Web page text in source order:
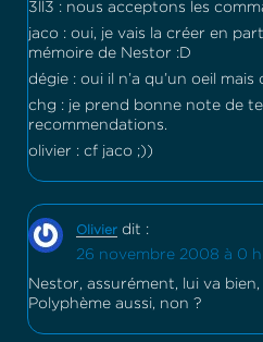
3ll3 : nous acceptons les
jaco : oui, je vais la créer en
mémoire de Nestor :D
dégie : oui il n’a qu’un oeil mais
chg : je prend bonne note de
recommendations.
olivier : cf jaco ;))
Olivier dit :
26 novembre 2008 à 0
Nestor, assurément, lui va
Polyphème aussi, non ?